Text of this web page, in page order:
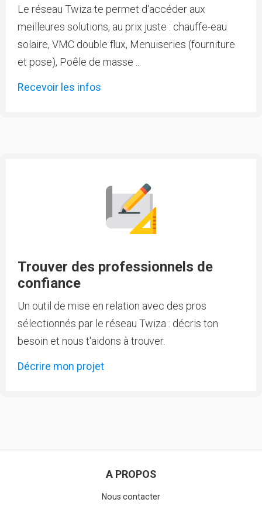
Le réseau Twiza te permet d'accéder aux
meilleures solutions, au prix juste : chauffe-eau
solaire, VMC double flux, Menuiseries (fourniture
et pose), Poêle de masse ...
Recevoir les infos
Trouver des professionnels de
confiance
Un outil de mise en relation avec des pros
sélectionnés par le réseau Twiza : décris ton
besoin et nous t'aidons à trouver.
Décrire mon projet
A PROPOS
Nous contacter